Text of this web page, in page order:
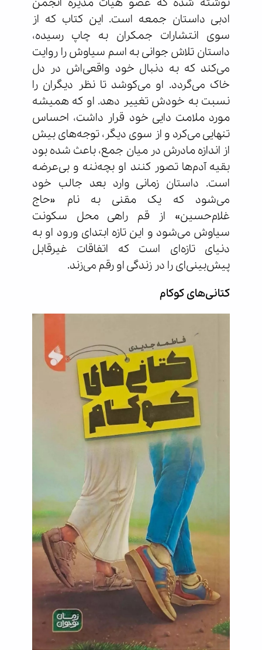
ادبی داستان جمعه است. این کتاب که از
سوی انتشارات جمکران به چاپ رسیده،
داستان تلاش جوانی به اسم سیاوش را روایت
می‌کند که به دنبال خود واقعی‌اش در دل
خاک می‌گردد. او می‌کوشد تا نظر دیگران را
نسبت به خودش تغییر دهد. او که همیشه
مورد ملامت دایی خود قرار داشت، احساس
تنهایی می‌کرد و از سوی دیگر، توجه‌های بیش
از اندازه مادرش در میان جمع، باعث شده بود
بقیه آدم‌ها تصور کنند او بچه‌ننه و بی‌عرضه
است. داستان زمانی وارد بعد جالب خود
می‌شود که یک مقنی به نام «حاج
غلام‌حسین» از قم راهی محل سکونت
سیاوش می‌شود و این تازه ابتدای ورود او به
دنیای تازه‌ای است که اتفاقات غیرقابل
پیش‌بینی‌ای را در زندگی او رقم می‌زند.
کتانی‌های کوکام